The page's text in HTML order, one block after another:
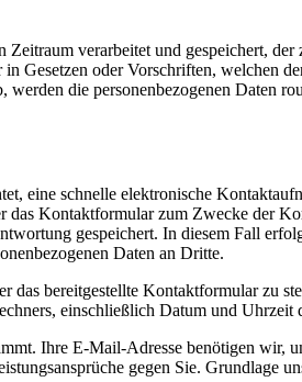
verarbeitet und gespeichert,
Gesetzen oder Vorschriften, welchen
die personenbezogenen Daten
eine schnelle elektronische
Kontaktformular zum Zwecke der
gespeichert. In diesem Fall
Daten an Dritte.
das bereitgestellte Kontaktformular zu
einschließlich Datum und Uhrzeit
Ihre E-Mail-Adresse benötigen wir,
gegen Sie. Grundlage